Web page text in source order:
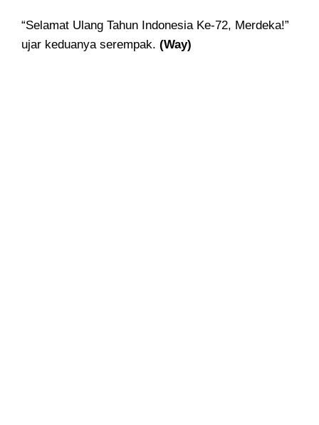
“Selamat Ulang Tahun Indonesia Ke-72, Merdeka!”
ujar keduanya serempak. (Way)